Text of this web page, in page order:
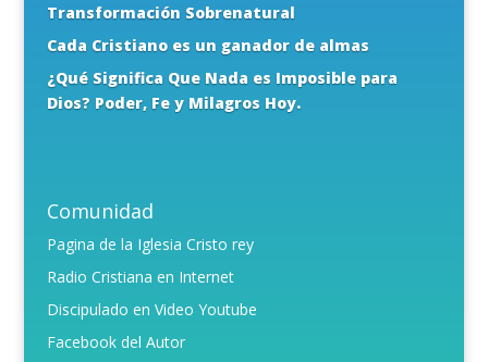
Transformación Sobrenatural
Cada Cristiano es un ganador de almas
¿Qué Significa Que Nada es Imposible para
Dios? Poder, Fe y Milagros Hoy.
Comunidad
Pagina de la Iglesia Cristo rey
Radio Cristiana en Internet
Discipulado en Video Youtube
Facebook del Autor